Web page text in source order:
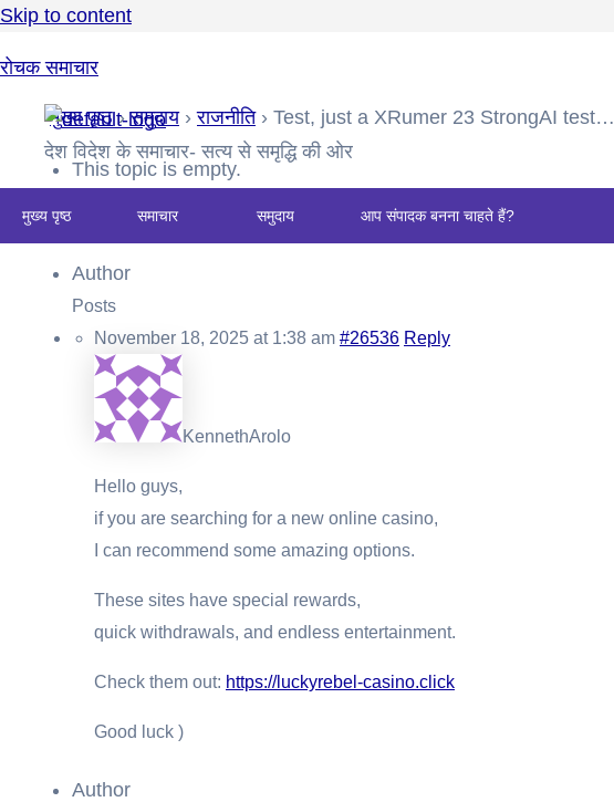
Skip to content
रोचक समाचार
देश विदेश के समाचार- सत्य से समृद्धि की ओर
मुख्य पृष्ठ समाचार समुदाय आप संपादक बनना चाहते हैं?
मुख्य पृष्ठ › समुदाय › राजनीति › Test, just a XRumer 23 StrongAI test…
This topic is empty.
Viewing 0 reply threads
Author
Posts
November 18, 2025 at 1:38 am #26536 Reply
KennethArolo
Hello guys,
if you are searching for a new online casino,
I can recommend some amazing options.
These sites have special rewards,
quick withdrawals, and endless entertainment.
Check them out: https://luckyrebel-casino.click
Good luck )
Author